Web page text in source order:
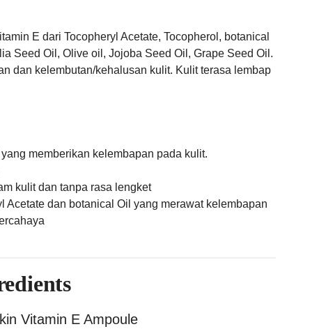
E dari Tocopheryl Acetate, Tocopherol, botanical
Seed Oil, Olive oil, Jojoba Seed Oil, Grape Seed Oil.
dan kelembutan/kehalusan kulit. Kulit terasa lembap
memberikan kelembapan pada kulit.
kulit dan tanpa rasa lengket
Acetate dan botanical Oil yang merawat kelembapan
Vitamin E Ampoule